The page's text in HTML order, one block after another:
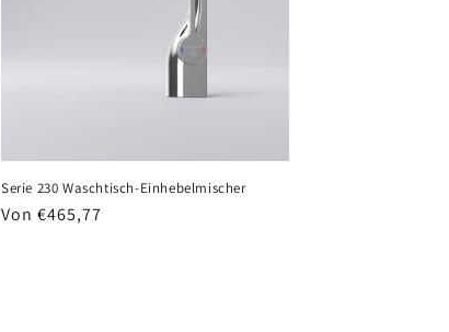
Serie 230 Waschtisch-Einhebelmischer
Normaler
Von €465,77